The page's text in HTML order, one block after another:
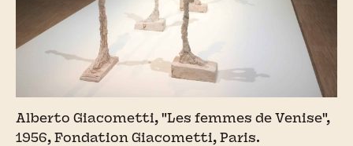
Alberto Giacometti, "Les femmes de Venise",
1956, Fondation Giacometti, Paris.